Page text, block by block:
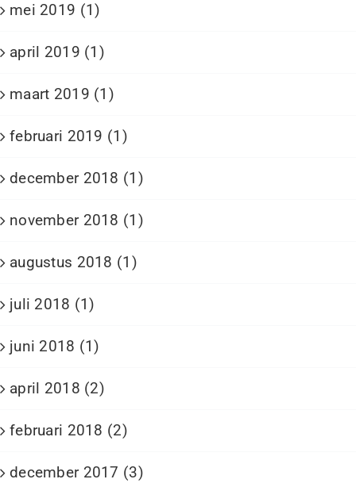
mei 2019 (1)
april 2019 (1)
maart 2019 (1)
februari 2019 (1)
december 2018 (1)
november 2018 (1)
augustus 2018 (1)
juli 2018 (1)
juni 2018 (1)
april 2018 (2)
februari 2018 (2)
december 2017 (3)